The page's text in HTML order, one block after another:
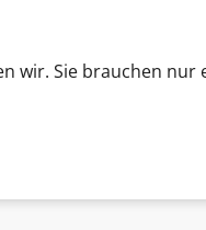
wir. Sie brauchen